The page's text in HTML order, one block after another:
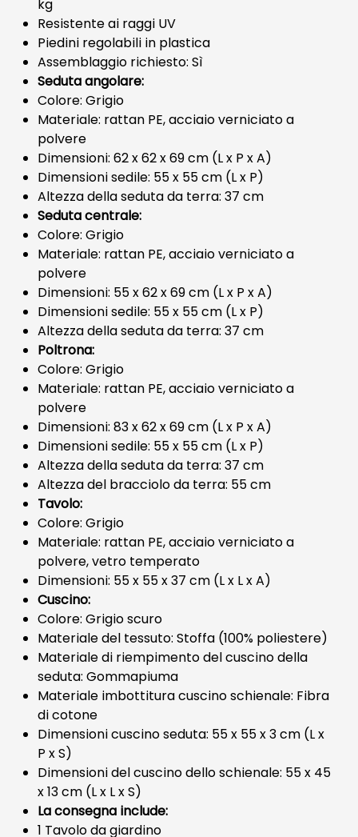
kg
Resistente ai raggi UV
Piedini regolabili in plastica
Assemblaggio richiesto: Sì
Seduta angolare:
Colore: Grigio
Materiale: rattan PE, acciaio verniciato a
polvere
Dimensioni: 62 x 62 x 69 cm (L x P x A)
Dimensioni sedile: 55 x 55 cm (L x P)
Altezza della seduta da terra: 37 cm
Seduta centrale:
Colore: Grigio
Materiale: rattan PE, acciaio verniciato a
polvere
Dimensioni: 55 x 62 x 69 cm (L x P x A)
Dimensioni sedile: 55 x 55 cm (L x P)
Altezza della seduta da terra: 37 cm
Poltrona:
Colore: Grigio
Materiale: rattan PE, acciaio verniciato a
polvere
Dimensioni: 83 x 62 x 69 cm (L x P x A)
Dimensioni sedile: 55 x 55 cm (L x P)
Altezza della seduta da terra: 37 cm
Altezza del bracciolo da terra: 55 cm
Tavolo:
Colore: Grigio
Materiale: rattan PE, acciaio verniciato a
polvere, vetro temperato
Dimensioni: 55 x 55 x 37 cm (L x L x A)
Cuscino:
Colore: Grigio scuro
Materiale del tessuto: Stoffa (100% poliestere)
Materiale di riempimento del cuscino della
seduta: Gommapiuma
Materiale imbottitura cuscino schienale: Fibra
di cotone
Dimensioni cuscino seduta: 55 x 55 x 3 cm (L x
P x S)
Dimensioni del cuscino dello schienale: 55 x 45
x 13 cm (L x L x S)
La consegna include:
1 Tavolo da giardino